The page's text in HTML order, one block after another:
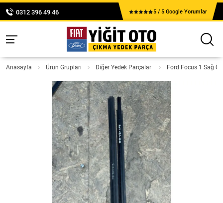
0312 396 49 46 5 / 5 Google Yorumlar
Anasayfa Ürün Grupları Diğer Yedek Parçalar Ford Focus 1 Sağ